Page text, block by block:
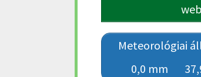
Meteorológiai
0,0 mm